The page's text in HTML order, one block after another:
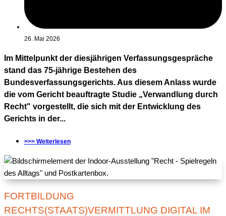
26. Mai 2026
Im Mittelpunkt der diesjährigen Verfassungsgespräche
stand das 75-jährige Bestehen des
Bundesverfassungsgerichts. Aus diesem Anlass wurde
die vom Gericht beauftragte Studie „Verwandlung durch
Recht" vorgestellt, die sich mit der Entwicklung des
Gerichts in der...
>>> Weiterlesen
FORTBILDUNG
RECHTS(STAATS)VERMITTLUNG DIGITAL IM